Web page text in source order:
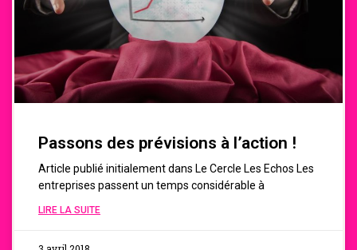
Passons des prévisions à l’action !
Article publié initialement dans Le Cercle Les Echos Les
entreprises passent un temps considérable à
LIRE LA SUITE